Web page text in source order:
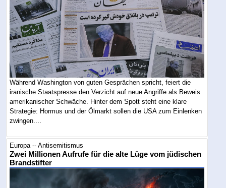
Während Washington von guten Gesprächen spricht, feiert die
iranische Staatspresse den Verzicht auf neue Angriffe als Beweis
amerikanischer Schwäche. Hinter dem Spott steht eine klare
Strategie: Hormus und der Ölmarkt sollen die USA zum Einlenken
zwingen....
Europa -- Antisemitismus
Zwei Millionen Aufrufe für die alte Lüge vom jüdischen
Brandstifter